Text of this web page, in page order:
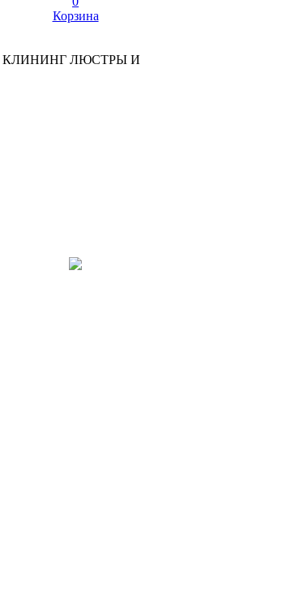
Корзина
КЛИНИНГ ЛЮСТРЫ И